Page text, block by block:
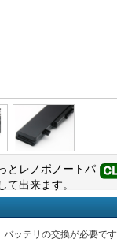
と レノボ ノートパ
て出来ます。
ッテリの交換が必要で